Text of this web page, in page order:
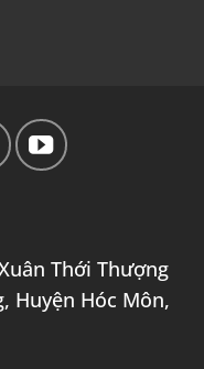
Thới Thượng
Huyện Hóc Môn,